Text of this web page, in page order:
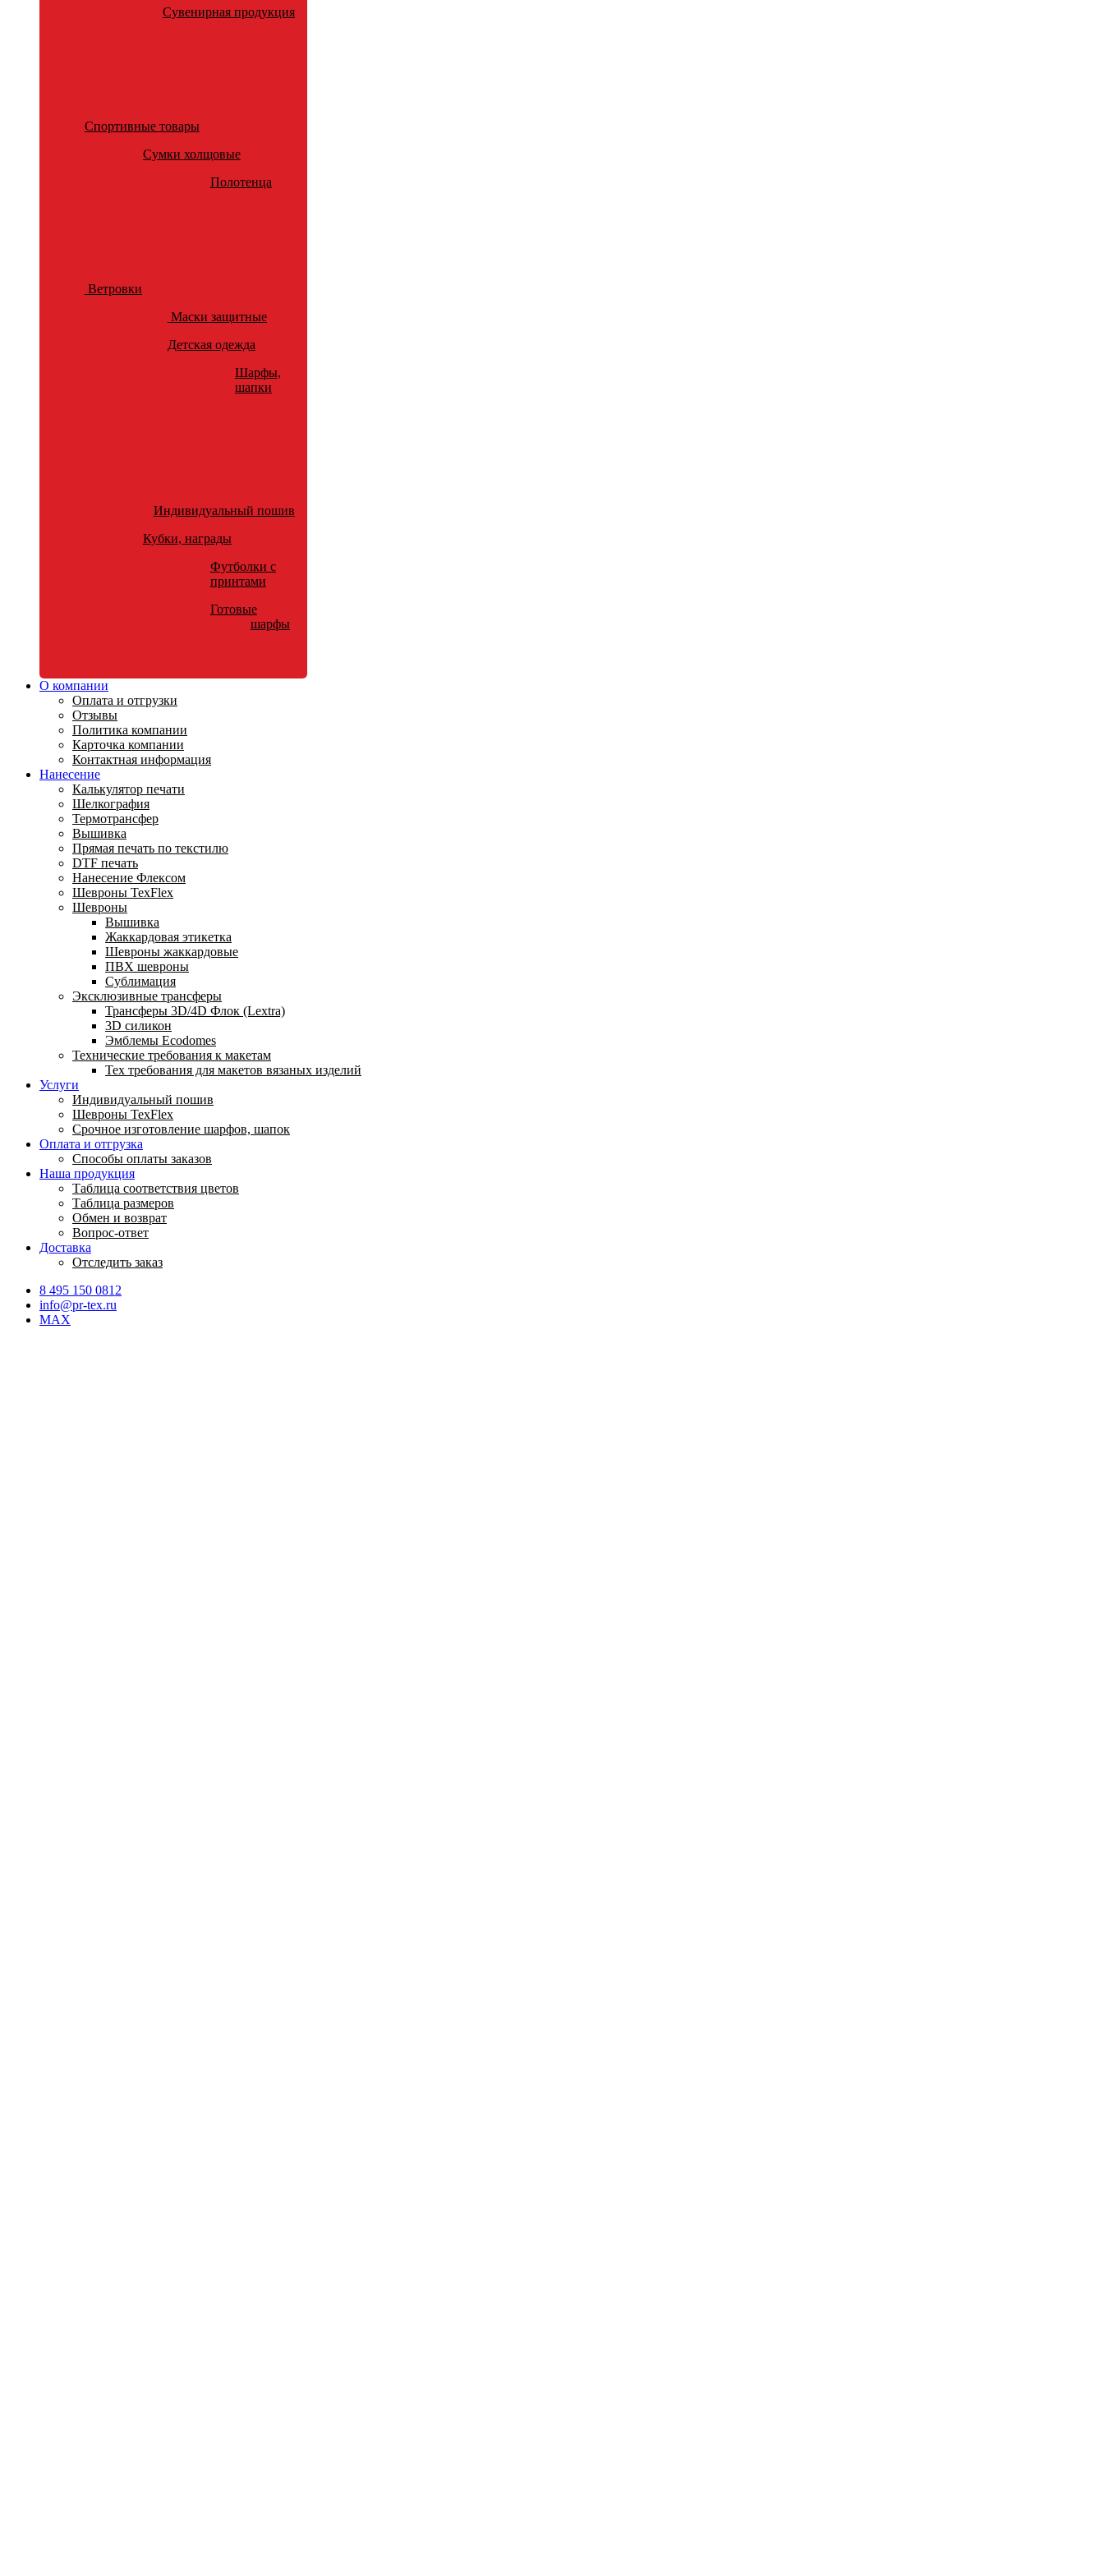
Сувенирная продукция
Спортивные товары
Сумки холщовые
Полотенца
Ветровки
Маски защитные
Детская одежда
Шарфы,
шапки
Индивидуальный пошив
Кубки, награды
Футболки с
принтами
Готовые
шарфы
О компании
Оплата и отгрузки
Отзывы
Политика компании
Карточка компании
Контактная информация
Нанесение
Калькулятор печати
Шелкография
Термотрансфер
Вышивка
Прямая печать по текстилю
DTF печать
Нанесение Флексом
Шевроны TexFlex
Шевроны
Вышивка
Жаккардовая этикетка
Шевроны жаккардовые
ПВХ шевроны
Сублимация
Эксклюзивные трансферы
Трансферы 3D/4D Флок (Lextra)
3D силикон
Эмблемы Ecodomes
Технические требования к макетам
Тех требования для макетов вязаных изделий
Услуги
Индивидуальный пошив
Шевроны TexFlex
Срочное изготовление шарфов, шапок
Оплата и отгрузка
Способы оплаты заказов
Наша продукция
Таблица соответствия цветов
Таблица размеров
Обмен и возврат
Вопрос-ответ
Доставка
Отследить заказ
8 495 150 0812
info@pr-tex.ru
MAX